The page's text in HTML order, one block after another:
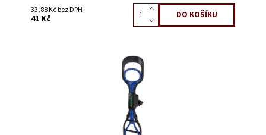
33,88 Kč bez DPH
41 Kč
Skladem 5